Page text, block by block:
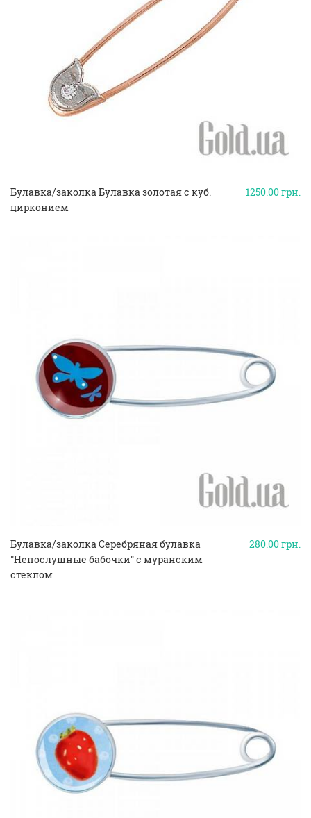
1250.00грн.
Булавка/заколка Булавка золотая с куб.
цирконием
280.00грн.
Булавка/заколка Серебряная булавка
"Непослушные бабочки" с муранским
стеклом